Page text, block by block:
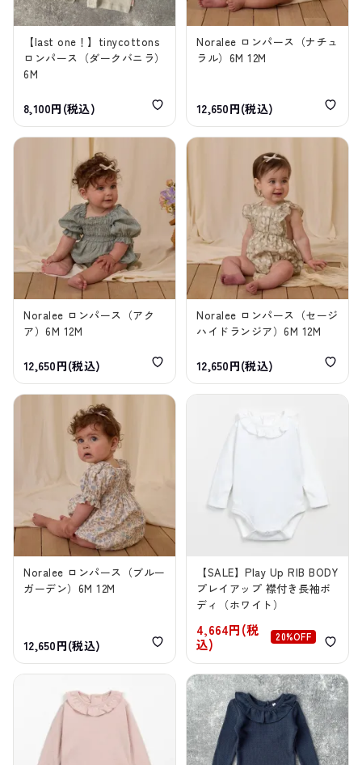
【last one！】tinycottons
ロンパース（ダークバニラ）
6M
8,100円(税込)
Noralee ロンパース（ナチュ
ラル）6M 12M
12,650円(税込)
Noralee ロンパース（アク
ア）6M 12M
12,650円(税込)
Noralee ロンパース（セージ
ハイドランジア）6M 12M
12,650円(税込)
Noralee ロンパース（ブルー
ガーデン）6M 12M
12,650円(税込)
【SALE】Play Up RIB BODY
プレイアップ 襟付き長袖ボ
ディ（ホワイト）
4,664円(税
込)
20%OFF